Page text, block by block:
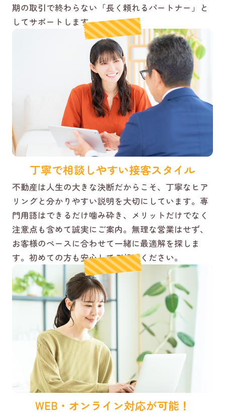
期の取引で終わらない「長く頼れるパートナー」と
してサポートします。
丁寧で相談しやすい接客スタイル
不動産は人生の大きな決断だからこそ、丁寧なヒア
リングと分かりやすい説明を大切にしています。専
門用語はできるだけ噛み砕き、メリットだけでなく
注意点も含めて誠実にご案内。無理な営業はせず、
お客様のペースに合わせて一緒に最適解を探しま
す。初めての方も安心してご相談ください。
WEB・オンライン対応が可能！